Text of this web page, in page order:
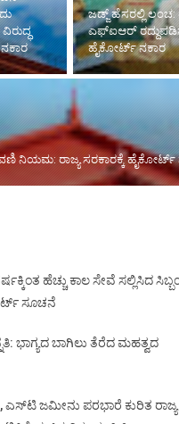
ಜಡ್ಜ್ ಹೆಸರಲ್ಲಿ
ಎಫ್‌ಐಆರ್
ಹೈಕೋರ್ಟ್ ನಕಾರ
ನಿಯಮ: ರಾಜ್ಯ ಸರಕಾರಕ್ಕೆ
ಹೆಚ್ಚು ಕಾಲ ಸೇವೆ ಸಲ್ಲಿಸಿದ
ಸೂಚನೆ
ಭಾಗ್ಯದ ಬಾಗಿಲು ತೆರೆದ ಮಹತ್ವದ
ಜಮೀನು ಪರಭಾರೆ ಕುರಿತ ರಾಜ್ಯ